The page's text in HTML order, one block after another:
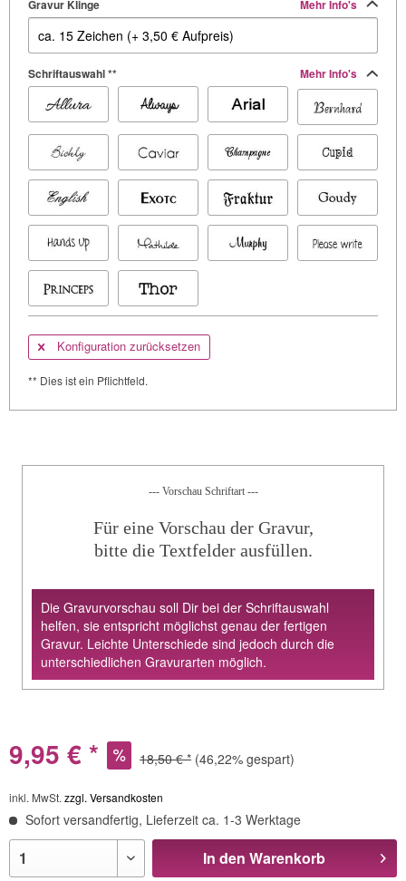
Gravur Klinge Mehr Info's
Schriftauswahl ** Mehr Info's
Konfiguration zurücksetzen
** Dies ist ein Pflichtfeld.
--- Vorschau Schriftart ---
Für eine Vorschau der Gravur,
bitte die Textfelder ausfüllen.
Die Gravurvorschau soll Dir bei der Schriftauswahl
helfen, sie entspricht möglichst genau der fertigen
Gravur. Leichte Unterschiede sind jedoch durch die
unterschiedlichen Gravurarten möglich.
9,95 € * 18,50 € * (46,22% gespart)
inkl. MwSt. zzgl. Versandkosten
Sofort versandfertig, Lieferzeit ca. 1-3 Werktage
In den Warenkorb